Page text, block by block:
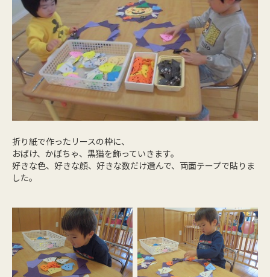
折り紙で作ったリースの枠に、
おばけ、かぼちゃ、黒猫を飾っていきます。
好きな色、好きな顔、好きな数だけ選んで、両面テープで貼りま
した。